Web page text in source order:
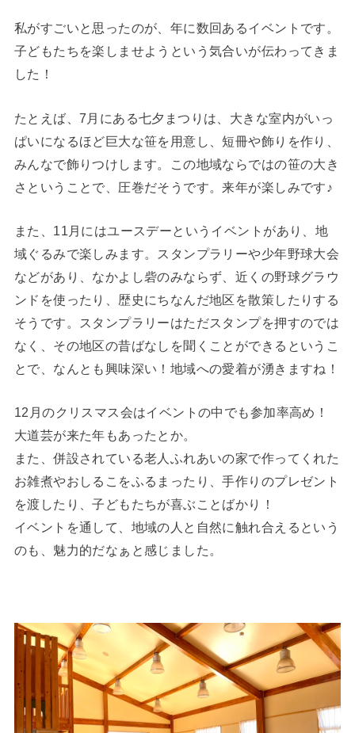
私がすごいと思ったのが、年に数回あるイベントです。
子どもたちを楽しませようという気合いが伝わってきま
した！
たとえば、7月にある七夕まつりは、大きな室内がいっ
ぱいになるほど巨大な笹を用意し、短冊や飾りを作り、
みんなで飾りつけします。この地域ならではの笹の大き
さということで、圧巻だそうです。来年が楽しみです♪
また、11月にはユースデーというイベントがあり、地
域ぐるみで楽しみます。スタンプラリーや少年野球大会
などがあり、なかよし砦のみならず、近くの野球グラウ
ンドを使ったり、歴史にちなんだ地区を散策したりする
そうです。スタンプラリーはただスタンプを押すのでは
なく、その地区の昔ばなしを聞くことができるというこ
とで、なんとも興味深い！地域への愛着が湧きますね！
12月のクリスマス会はイベントの中でも参加率高め！
大道芸が来た年もあったとか。
また、併設されている老人ふれあいの家で作ってくれた
お雑煮やおしるこをふるまったり、手作りのプレゼント
を渡したり、子どもたちが喜ぶことばかり！
イベントを通して、地域の人と自然に触れ合えるという
のも、魅力的だなぁと感じました。